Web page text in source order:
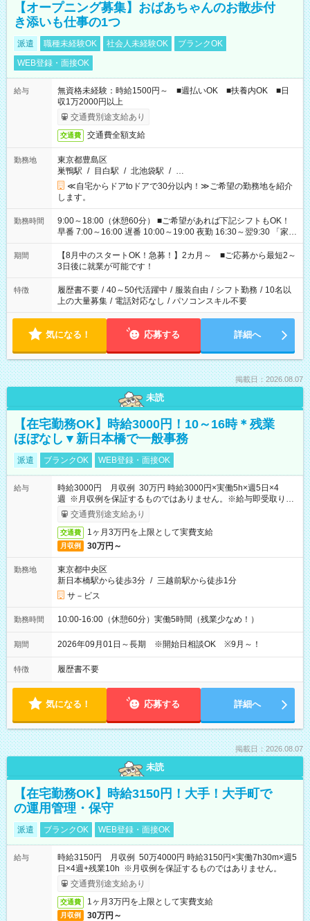
【オープニング募集】おばあちゃんのお散歩付
き添いも仕事の1つ
派遣 職種未経験OK 社会人未経験OK
ブランクOK
WEB登録・面接OK
給与
無資格未経験：時給1500円～ ■週払いOK ■扶養内OK ■日
収1万2000円以上
交通費別途支給あり
交通費 交通費全額支給
勤務地
東京都豊島区
巣鴨駅 / 目白駅 / 北池袋駅 / …
≪自宅からドアtoドアで30分以内！≫ご希望の勤務地を紹介
します。
勤務時間
9:00～18:00（休憩60分） ■ご希望があれば下記シフトもOK！
早番 7:00～16:00 遅番 10:00～19:00 夜勤 16:30～翌9:30 「家族
と休みを合わせたい」 「余裕を持って夕飯の準備がしたい」
「できれば残業はしたくない」 など、ご希望を教えてください
ね。 ※Wワーク希望の方へ 今ご覧のお仕事で希望する勤務時間
と、もう1つのお仕事の勤務時間。 合計で週40時間を超える場
合は応募できません。
期間
【8月中のスタートOK！急募！】2カ月～ ■ご応募から最短2～
3日後に就業が可能です！
特徴 履歴書不要 / 40～50代活躍中 / 服装自由 / シフト勤務 / 10名以
上の大量募集 / 電話対応なし / パソコンスキル不要
気になる！ 応募する 詳細へ
掲載日：2026.08.07
未読
【在宅勤務OK】時給3000円！10～16時＊残業
ほぼなし▼新日本橋で一般事務
派遣 ブランクOK WEB登録・面接OK
給与
時給3000円 月収例 30万円 時給3000円×実働5h×週5日×4
週 ※月収例を保証するものではありません。※給与即受取りサ
ービス利用可（利用条件有）
交通費別途支給あり
交通費 1ヶ月3万円を上限として実費支給
月収例 30万円～
勤務地
東京都中央区
新日本橋駅から徒歩3分 / 三越前駅から徒歩1分
サ－ビス
勤務時間 10:00-16:00（休憩60分）実働5時間（残業少なめ！）
期間 2026年09月01日～長期 ※開始日相談OK ※9月～！
特徴 履歴書不要
気になる！ 応募する 詳細へ
掲載日：2026.08.07
未読
【在宅勤務OK】時給3150円！大手！大手町で
の運用管理・保守
派遣 ブランクOK WEB登録・面接OK
給与
時給3150円 月収例 50万4000円 時給3150円×実働7h30m×週5
日×4週+残業10h ※月収例を保証するものではありません。
交通費別途支給あり
交通費 1ヶ月3万円を上限として実費支給
月収例 30万円～